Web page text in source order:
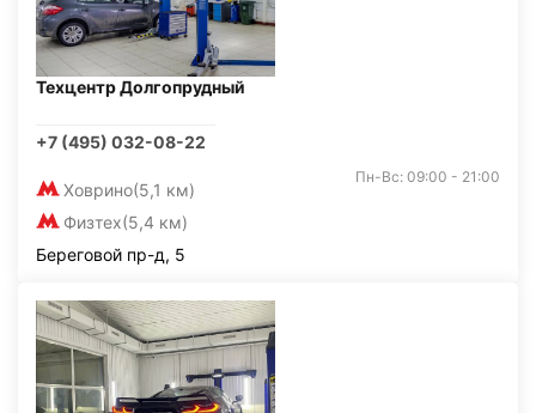
Техцентр Долгопрудный
+7 (495) 032-08-22
Ховрино(5,1 км)
Физтех(5,4 км)
Пн-Вс: 09:00 - 21:00
Береговой пр-д, 5